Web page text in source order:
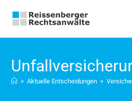
Inhalt
> Aktuelle Entscheidungen >